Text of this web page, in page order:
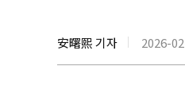
安曙熙 기자 2026-